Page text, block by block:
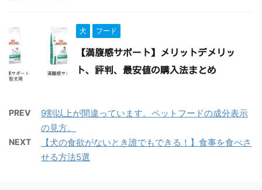
犬 フード
【満腹感サポート】メリットデメリッ
ト、評判、最安値の購入法まとめ
PREV
9割以上が間違っています。ペットフードの成分表示
の見方。
NEXT
【犬の食欲がないとき誰でもできる！】食事を食べさ
せる方法5選